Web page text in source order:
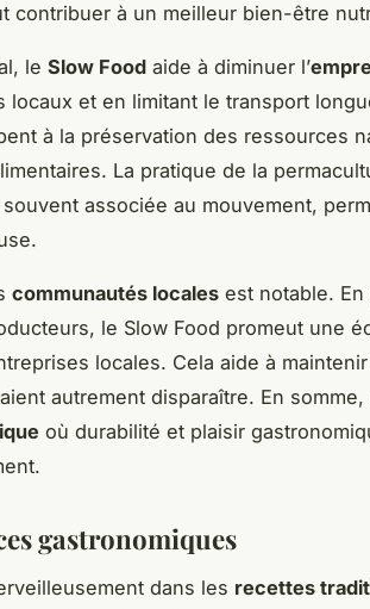
contribuer à un meilleur bien-être
le Slow Food aide à diminuer l’
locaux et en limitant le transport
à la préservation des ressources
La pratique de la
associée au mouvement,
communautés locales est notable.
le Slow Food promeut une
locales. Cela aide à
autrement disparaître. En somme,
où durabilité et plaisir
gastronomiques
dans les recettes